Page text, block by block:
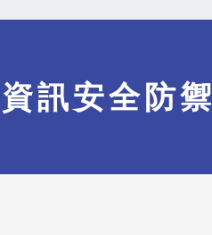
訊安全防禦